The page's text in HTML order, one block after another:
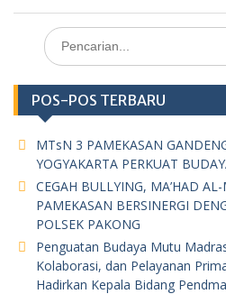
Search
for:
POS-POS TERBARU
MTsN 3 PAMEKASAN
YOGYAKARTA PERKUAT
CEGAH BULLYING, MA’HAD
PAMEKASAN BERSINERGI
POLSEK PAKONG
Penguatan Budaya Mutu
Kolaborasi, dan Pelayanan
Hadirkan Kepala Bidang